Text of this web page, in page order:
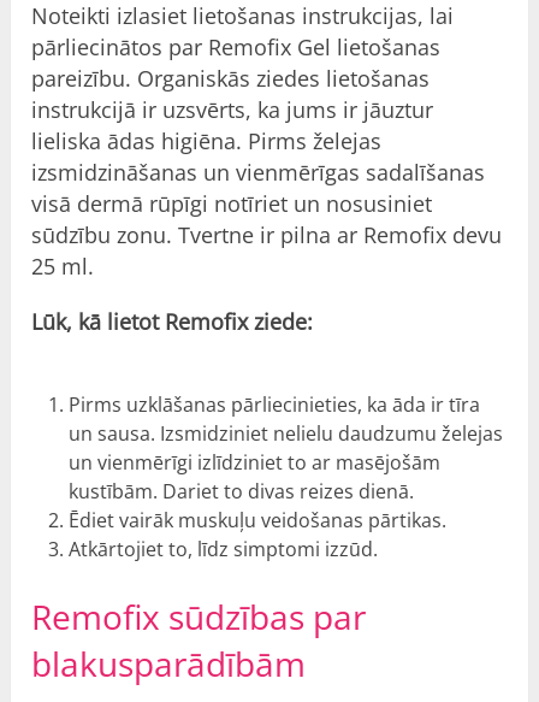
Noteikti izlasiet lietošanas instrukcijas, lai
pārliecinātos par Remofix Gel lietošanas
pareizību. Organiskās ziedes lietošanas
instrukcijā ir uzsvērts, ka jums ir jāuztur
lieliska ādas higiēna. Pirms želejas
izsmidzināšanas un vienmērīgas sadalīšanas
visā dermā rūpīgi notīriet un nosusiniet
sūdzību zonu. Tvertne ir pilna ar Remofix devu
25 ml.
Lūk, kā lietot Remofix ziede:
Pirms uzklāšanas pārliecinieties, ka āda ir tīra
un sausa. Izsmidziniet nelielu daudzumu želejas
un vienmērīgi izlīdziniet to ar masējošām
kustībām. Dariet to divas reizes dienā.
Ēdiet vairāk muskuļu veidošanas pārtikas.
Atkārtojiet to, līdz simptomi izzūd.
Remofix sūdzības par
blakusparādībām